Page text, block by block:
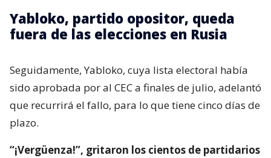
Yabloko, partido opositor, queda
fuera de las elecciones en Rusia
Seguidamente, Yabloko, cuya lista electoral había
sido aprobada por al CEC a finales de julio, adelantó
que recurrirá el fallo, para lo que tiene cinco días de
plazo.
“¡Vergüenza!”, gritaron los cientos de partidarios